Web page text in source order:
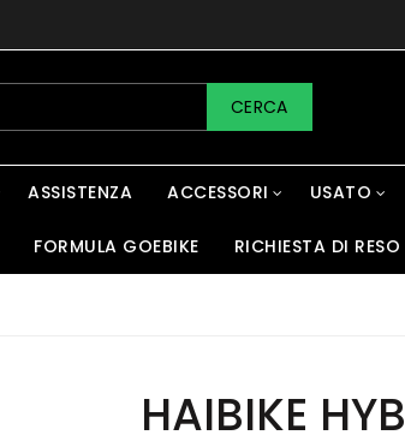
CERCA
ASSISTENZA ACCESSORI USATO
FORMULA GOEBIKE RICHIESTA DI RESO
HAIBIKE